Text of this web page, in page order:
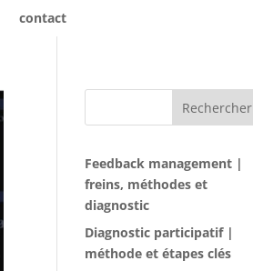
contact
Rechercher
Feedback management |
freins, méthodes et
diagnostic
Diagnostic participatif |
méthode et étapes clés